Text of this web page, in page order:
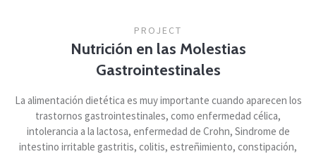
PROJECT
Nutrición en las Molestias
Gastrointestinales
La alimentación dietética es muy importante cuando aparecen los
trastornos gastrointestinales, como enfermedad célica,
intolerancia a la lactosa, enfermedad de Crohn, Sindrome de
intestino irritable gastritis, colitis, estreñimiento, constipación,